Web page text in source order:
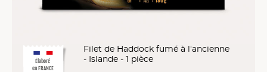
Élaboré
en FRANCE
Filet de Haddock fumé à l'ancienne
- Islande - 1 pièce